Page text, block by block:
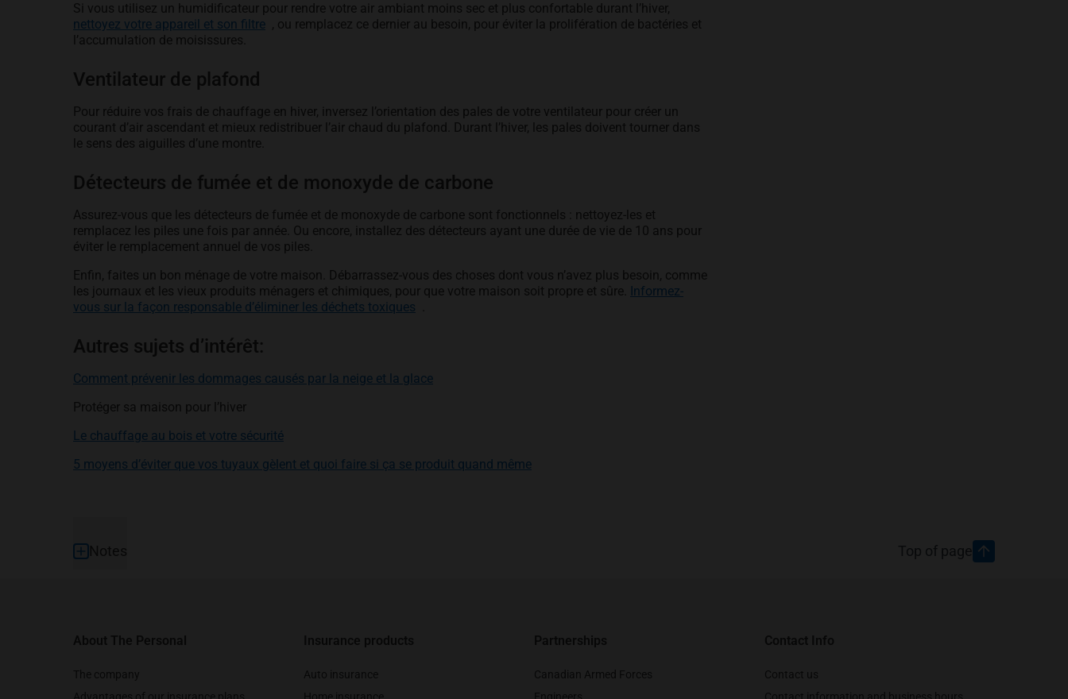
Si vous utilisez un humidificateur pour rendre votre air ambiant moins sec et plus confortable durant l’hiver,
nettoyez votre appareil et son filtreopens in a new tab
, ou remplacez ce dernier au besoin, pour éviter la prolifération de bactéries et
l’accumulation de moisissures.
Ventilateur de plafond
Pour réduire vos frais de chauffage en hiver, inversez l’orientation des pales de votre ventilateur pour créer un
courant d’air ascendant et mieux redistribuer l’air chaud du plafond. Durant l’hiver, les pales doivent tourner dans
le sens des aiguilles d’une montre.
Détecteurs de fumée et de monoxyde de carbone
Assurez-vous que les détecteurs de fumée et de monoxyde de carbone sont fonctionnels : nettoyez-les et
remplacez les piles une fois par année. Ou encore, installez des détecteurs ayant une durée de vie de 10 ans pour
éviter le remplacement annuel de vos piles.
Enfin, faites un bon ménage de votre maison. Débarrassez-vous des choses dont vous n’avez plus besoin, comme
les journaux et les vieux produits ménagers et chimiques, pour que votre maison soit propre et sûre. Informez-
vous sur la façon responsable d’éliminer les déchets toxiques
Autres sujets d’intérêt:
Comment prévenir les dommages causés par la neige et la glace
Protéger sa maison pour l’hiver
Le chauffage au bois et votre sécurité
5 moyens d’éviter que vos tuyaux gèlent et quoi faire si ça se produit quand même
Footer Top of page